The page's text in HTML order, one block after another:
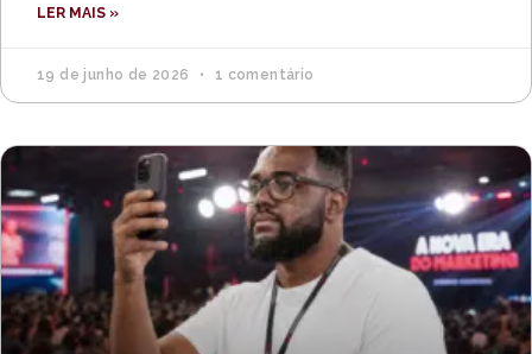
LER MAIS »
19 de junho de 2026 1 comentário